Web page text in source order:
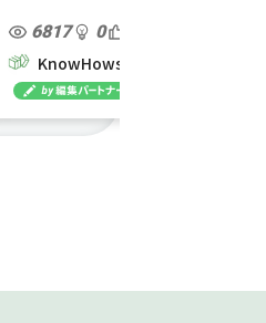
6817 0
KnowHows 編集部